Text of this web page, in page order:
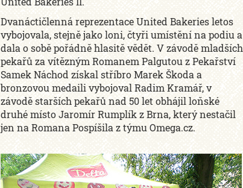
Dvanáctičlenná reprezentace United Bakeries letos
vybojovala, stejně jako loni, čtyři umístění na podiu a
dala o sobě pořádně hlasitě vědět. V závodě mladších
pekařů za vítězným Romanem Palgutou z Pekařství
Samek Náchod získal stříbro Marek Škoda a
bronzovou medaili vybojoval Radim Kramář, v
závodě starších pekařů nad 50 let obhájil loňské
druhé místo Jaromír Rumplík z Brna, který nestačil
jen na Romana Pospíšila z týmu Omega.cz.